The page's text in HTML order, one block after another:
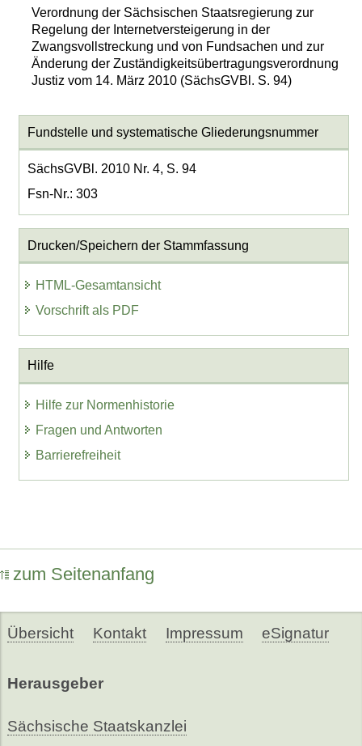
Verordnung der Sächsischen Staatsregierung zur
Regelung der Internetversteigerung in der
Zwangsvollstreckung und von Fundsachen und zur
Änderung der Zuständigkeitsübertragungsverordnung
Justiz vom 14. März 2010 (SächsGVBl. S. 94)
Fundstelle und systematische Gliederungsnummer
SächsGVBl. 2010 Nr. 4, S. 94
Fsn-Nr.: 303
Drucken/Speichern der Stammfassung
HTML-Gesamtansicht
Vorschrift als PDF
Hilfe
Hilfe zur Normenhistorie
Fragen und Antworten
Barrierefreiheit
zum Seitenanfang
Übersicht Kontakt Impressum eSignatur
Herausgeber
Sächsische Staatskanzlei